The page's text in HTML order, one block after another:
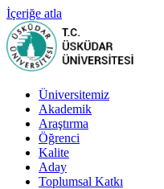
İçeriğe atla
Üniversitemiz
Akademik
Araştırma
Öğrenci
Kalite
Aday
Toplumsal Katkı